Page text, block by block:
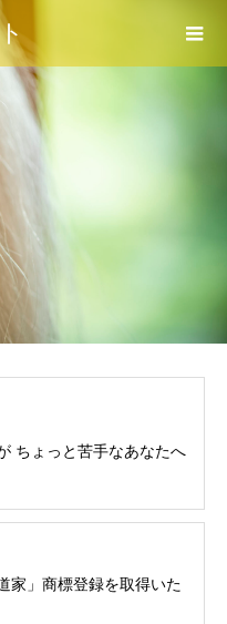
ちょっと苦手なあなたへ
家」商標登録を取得いた